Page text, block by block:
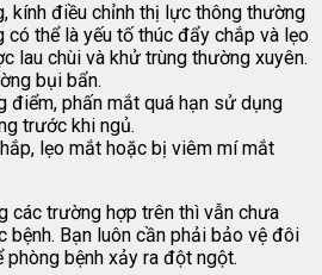
kính điều chỉnh thị lực thông thường
có thể là yếu tố thúc đẩy chắp và lẹo
lau chùi và khử trùng thường xuyên.
bụi bẩn.
điểm, phấn mắt quá hạn sử dụng
trước khi ngủ.
lẹo mắt hoặc bị viêm mí mắt
các trường hợp trên thì vẫn chưa
bệnh. Bạn luôn cần phải bảo vệ đôi
bệnh xảy ra đột ngột.